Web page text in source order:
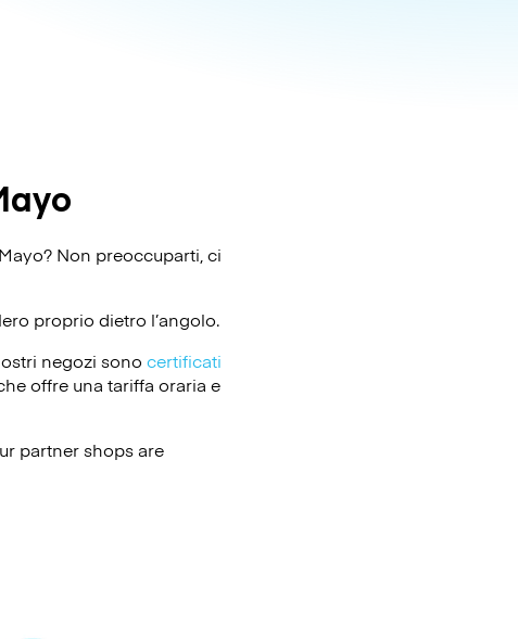
Non preoccuparti, ci
proprio dietro l’angolo.
negozi sono certificati
offre una tariffa oraria e
partner shops are